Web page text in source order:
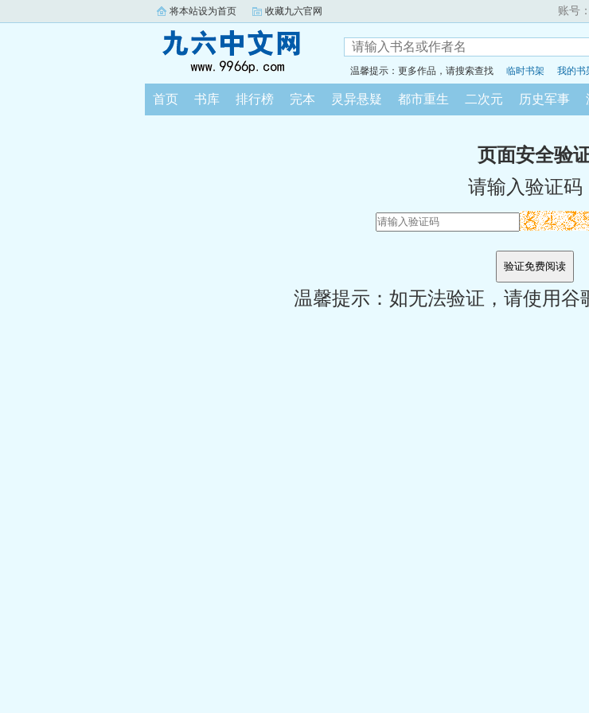
将本站设为首页 收藏九六官网 账号：
温馨提示：更多作品，请搜索查找 临时书架 我的书
首页 书库 排行榜 完本 灵异悬疑 都市重生 二次元 历史军事
页面安全验
请输入验证码
温馨提示：如无法验证，请使用谷